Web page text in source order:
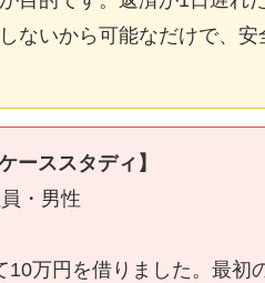
ないから可能なだけで、安
ーススタディ】
・男性
10万円を借りました。最初